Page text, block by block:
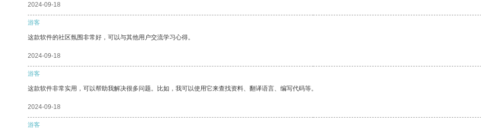
2024-09-18
游客
这款软件的社区氛围非常好，可以与其他用户交流学习心得。
2024-09-18
游客
这款软件非常实用，可以帮助我解决很多问题。比如，我可以使用它来查找资料、翻译语言、编写代码等。
2024-09-18
游客